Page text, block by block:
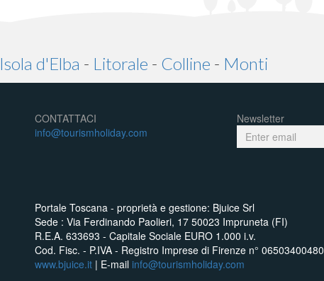
Isola d'Elba - Litorale - Colline - Monti
CONTATTACI
info@tourismholiday.com
Newsletter
Portale Toscana - proprietà e gestione: Bjuice Srl
Sede : Via Ferdinando Paolieri, 17 50023 Impruneta (FI)
R.E.A. 633693 - Capitale Sociale EURO 1.000 i.v.
Cod. Fisc. - P.IVA - Registro Imprese di Firenze n° 06503400480
www.bjuice.it | E-mail info@tourismholiday.com